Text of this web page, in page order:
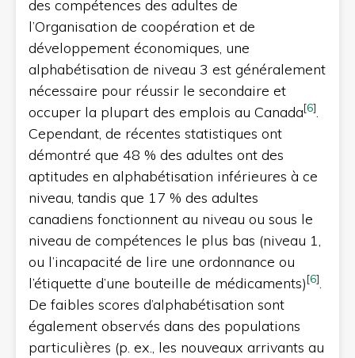
des compétences des adultes de
l’Organisation de coopération et de
développement économiques, une
alphabétisation de niveau 3 est généralement
nécessaire pour réussir le secondaire et
occuper la plupart des emplois au Canada[6].
Cependant, de récentes statistiques ont
démontré que 48 % des adultes ont des
aptitudes en alphabétisation inférieures à ce
niveau, tandis que 17 % des adultes
canadiens fonctionnent au niveau ou sous le
niveau de compétences le plus bas (niveau 1,
ou l’incapacité de lire une ordonnance ou
l’étiquette d’une bouteille de médicaments)[6].
De faibles scores d’alphabétisation sont
également observés dans des populations
particulières (p. ex., les nouveaux arrivants au